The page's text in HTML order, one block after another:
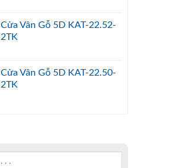
Cửa Vân Gỗ 5D KAT-22.52-
2TK
Cửa Vân Gỗ 5D KAT-22.50-
2TK